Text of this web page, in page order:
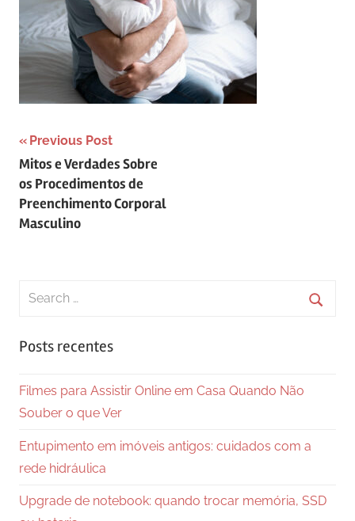
Navegação
de
Post
Previous Post
Mitos e Verdades Sobre
os Procedimentos de
Preenchimento Corporal
Masculino
Search
Posts recentes
Filmes para Assistir Online em Casa Quando Não
Souber o que Ver
Entupimento em imóveis antigos: cuidados com a
rede hidráulica
Upgrade de notebook: quando trocar memória, SSD